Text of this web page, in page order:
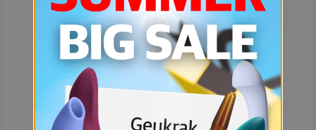
예상치 못한 에러입니다.